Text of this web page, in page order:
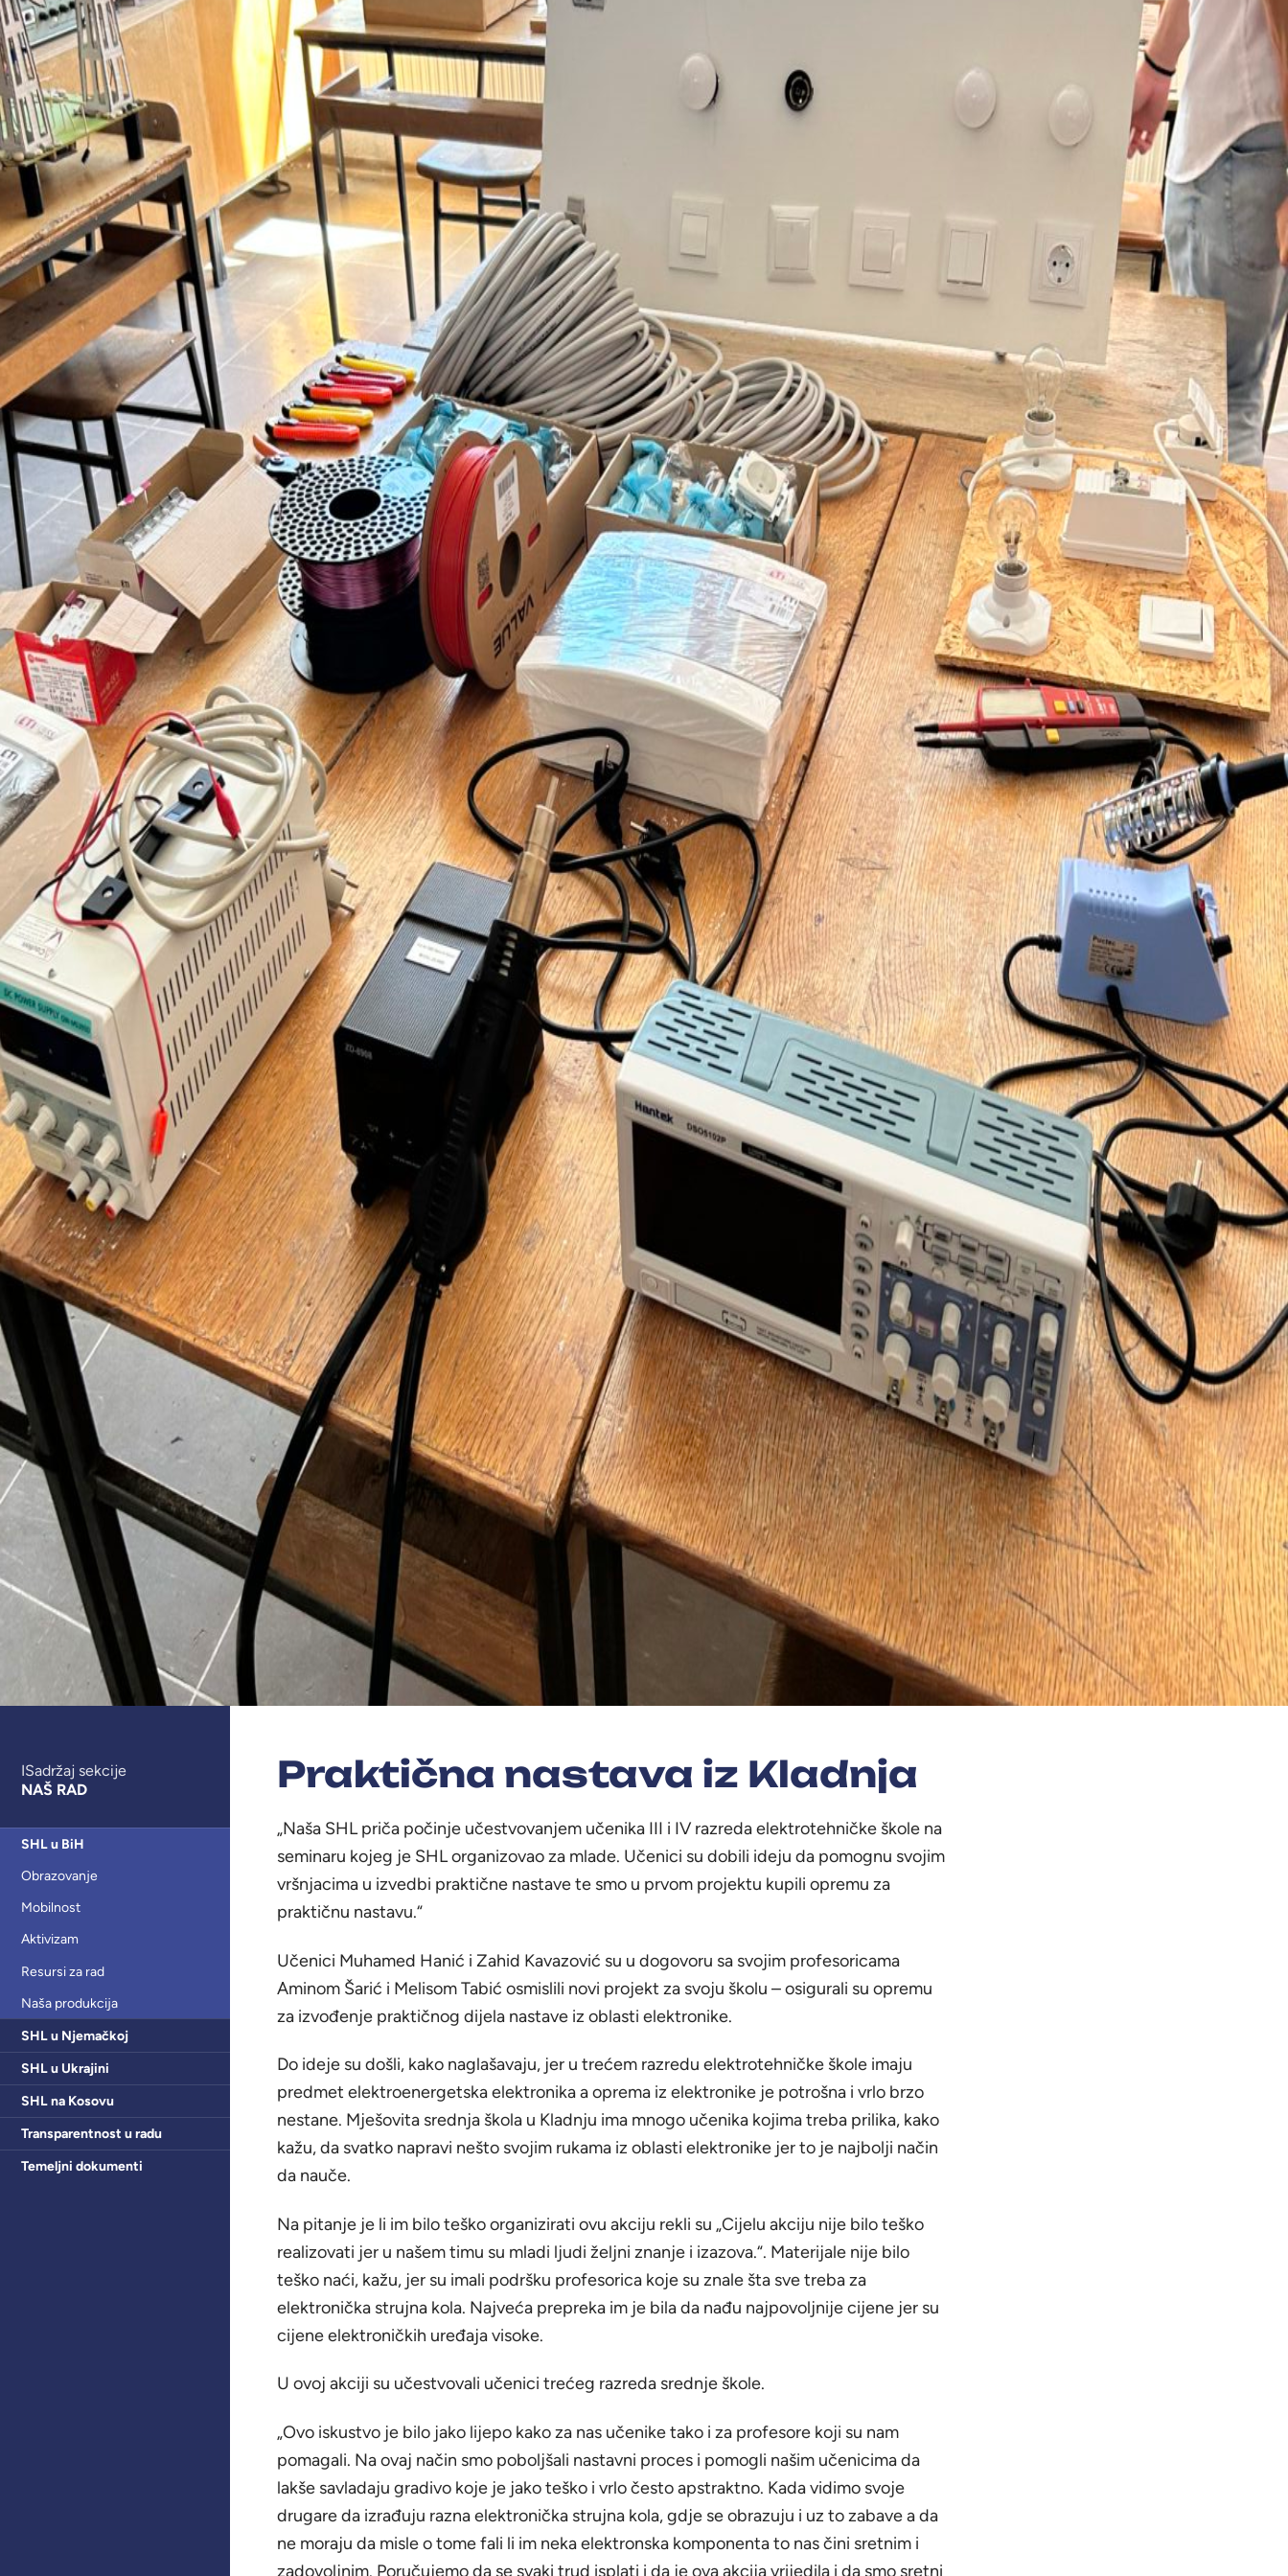
ISadržaj sekcije
NAŠ RAD
SHL u BiH
Obrazovanje
Mobilnost
Aktivizam
Resursi za rad
Naša produkcija
SHL u Njemačkoj
SHL u Ukrajini
SHL na Kosovu
Transparentnost u radu
Temeljni dokumenti
Praktična nastava iz Kladnja
„Naša SHL priča počinje učestvovanjem učenika III i IV razreda elektrotehničke škole na
seminaru kojeg je SHL organizovao za mlade. Učenici su dobili ideju da pomognu svojim
vršnjacima u izvedbi praktične nastave te smo u prvom projektu kupili opremu za
praktičnu nastavu.“
Učenici Muhamed Hanić i Zahid Kavazović su u dogovoru sa svojim profesoricama
Aminom Šarić i Melisom Tabić osmislili novi projekt za svoju školu – osigurali su opremu
za izvođenje praktičnog dijela nastave iz oblasti elektronike.
Do ideje su došli, kako naglašavaju, jer u trećem razredu elektrotehničke škole imaju
predmet elektroenergetska elektronika a oprema iz elektronike je potrošna i vrlo brzo
nestane. Mješovita srednja škola u Kladnju ima mnogo učenika kojima treba prilika, kako
kažu, da svatko napravi nešto svojim rukama iz oblasti elektronike jer to je najbolji način
da nauče.
Na pitanje je li im bilo teško organizirati ovu akciju rekli su „Cijelu akciju nije bilo teško
realizovati jer u našem timu su mladi ljudi željni znanje i izazova.“. Materijale nije bilo
teško naći, kažu, jer su imali podršku profesorica koje su znale šta sve treba za
elektronička strujna kola. Najveća prepreka im je bila da nađu najpovoljnije cijene jer su
cijene elektroničkih uređaja visoke.
U ovoj akciji su učestvovali učenici trećeg razreda srednje škole.
„Ovo iskustvo je bilo jako lijepo kako za nas učenike tako i za profesore koji su nam
pomagali. Na ovaj način smo poboljšali nastavni proces i pomogli našim učenicima da
lakše savladaju gradivo koje je jako teško i vrlo često apstraktno. Kada vidimo svoje
drugare da izrađuju razna elektronička strujna kola, gdje se obrazuju i uz to zabave a da
ne moraju da misle o tome fali li im neka elektronska komponenta to nas čini sretnim i
zadovoljnim. Poručujemo da se svaki trud isplati i da je ova akcija vrijedila i da smo sretni